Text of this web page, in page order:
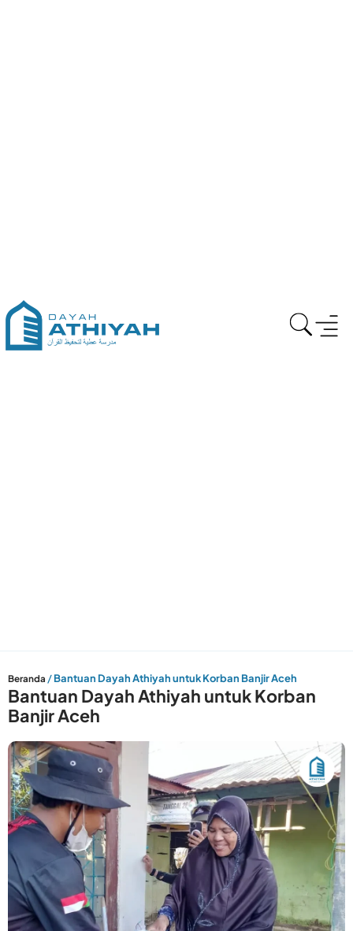
Beranda /Bantuan Dayah Athiyah untuk Korban Banjir Aceh
Bantuan Dayah Athiyah untuk Korban
Banjir Aceh